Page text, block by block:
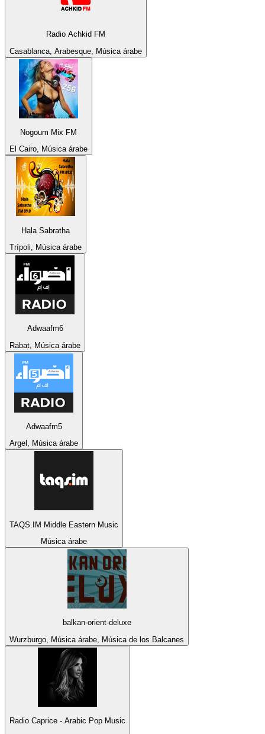
Radio Achkid FM
Casablanca, Arabesque, Música árabe
Nogoum Mix FM
El Cairo, Música árabe
Hala Sabratha
Trípoli, Música árabe
Adwaafm6
Rabat, Música árabe
Adwaafm5
Argel, Música árabe
TAQS.IM Middle Eastern Music
Música árabe
balkan-orient-deluxe
Wurzburgo, Música árabe, Música de los Balcanes
Radio Caprice - Arabic Pop Music